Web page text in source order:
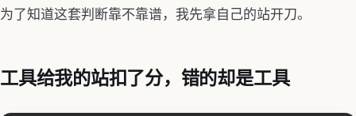
为了知道这套判断靠不靠谱，我先拿自己的站开刀。
工具给我的站扣了分，错的却是工具